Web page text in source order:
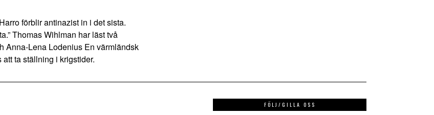
förblir antinazist in i det sista.
Thomas Wihlman har läst två
Anna-Lena Lodenius En värmländsk
ta ställning i krigstider.
FÖLJ/GILLA OSS